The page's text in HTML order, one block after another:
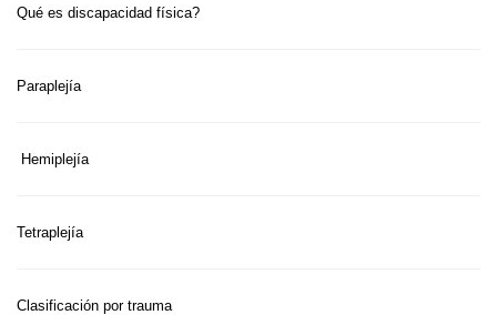
Qué es discapacidad física?
Paraplejía
Hemiplejía
Tetraplejía
Clasificación por trauma